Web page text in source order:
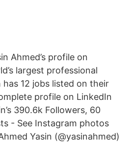
Ahmed’s profile on
largest professional
has 12 jobs listed on their
profile on LinkedIn
390.6k Followers, 60
- See Instagram photos
Yasin (@yasinahmed)